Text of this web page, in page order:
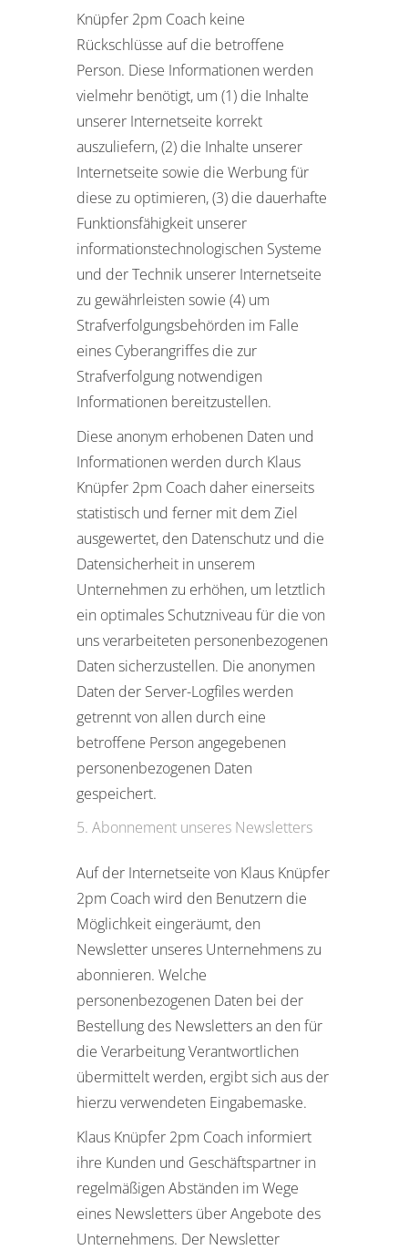
Knüpfer 2pm Coach keine
Rückschlüsse auf die betroffene
Person. Diese Informationen werden
vielmehr benötigt, um (1) die Inhalte
unserer Internetseite korrekt
auszuliefern, (2) die Inhalte unserer
Internetseite sowie die Werbung für
diese zu optimieren, (3) die dauerhafte
Funktionsfähigkeit unserer
informationstechnologischen Systeme
und der Technik unserer Internetseite
zu gewährleisten sowie (4) um
Strafverfolgungsbehörden im Falle
eines Cyberangriffes die zur
Strafverfolgung notwendigen
Informationen bereitzustellen.
Diese anonym erhobenen Daten und
Informationen werden durch Klaus
Knüpfer 2pm Coach daher einerseits
statistisch und ferner mit dem Ziel
ausgewertet, den Datenschutz und die
Datensicherheit in unserem
Unternehmen zu erhöhen, um letztlich
ein optimales Schutzniveau für die von
uns verarbeiteten personenbezogenen
Daten sicherzustellen. Die anonymen
Daten der Server-Logfiles werden
getrennt von allen durch eine
betroffene Person angegebenen
personenbezogenen Daten
gespeichert.
Abonnement unseres Newsletters
Auf der Internetseite von Klaus Knüpfer
2pm Coach wird den Benutzern die
Möglichkeit eingeräumt, den
Newsletter unseres Unternehmens zu
abonnieren. Welche
personenbezogenen Daten bei der
Bestellung des Newsletters an den für
die Verarbeitung Verantwortlichen
übermittelt werden, ergibt sich aus der
hierzu verwendeten Eingabemaske.
Klaus Knüpfer 2pm Coach informiert
ihre Kunden und Geschäftspartner in
regelmäßigen Abständen im Wege
eines Newsletters über Angebote des
Unternehmens. Der Newsletter